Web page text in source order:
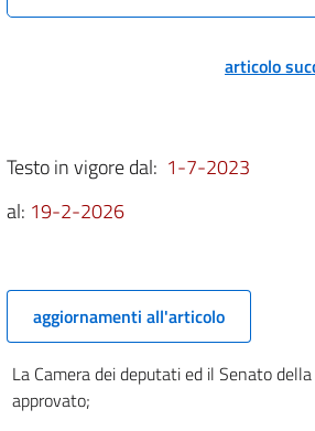
articolo
Testo in vigore dal: 1-7-2023
al: 19-2-2026
aggiornamenti all'articolo
La Camera dei deputati ed il Senato
approvato;